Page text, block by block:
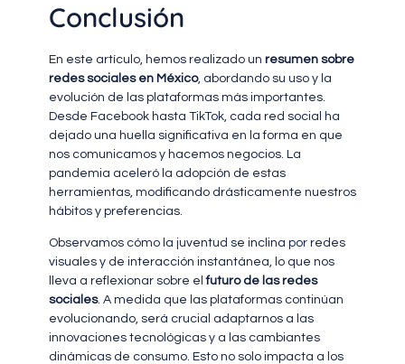
Conclusión
En este artículo, hemos realizado un resumen sobre
redes sociales en México, abordando su uso y la
evolución de las plataformas más importantes.
Desde Facebook hasta TikTok, cada red social ha
dejado una huella significativa en la forma en que
nos comunicamos y hacemos negocios. La
pandemia aceleró la adopción de estas
herramientas, modificando drásticamente nuestros
hábitos y preferencias.
Observamos cómo la juventud se inclina por redes
visuales y de interacción instantánea, lo que nos
lleva a reflexionar sobre elfuturo de las redes
sociales. A medida que las plataformas continúan
evolucionando, será crucial adaptarnos a las
innovaciones tecnológicas y a las cambiantes
dinámicas de consumo. Esto no solo impacta a los